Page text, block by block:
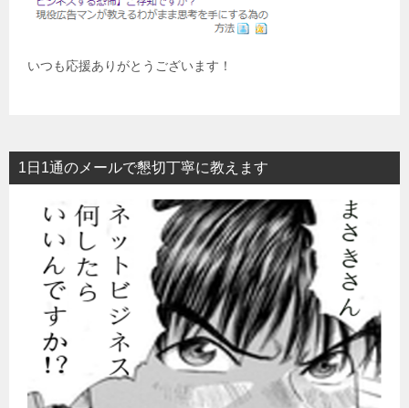
いつも応援ありがとうございます！
1日1通のメールで懇切丁寧に教えます